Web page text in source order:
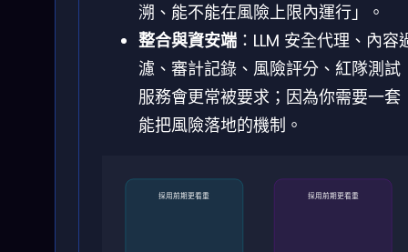
溯、能不能在風險上限內運行」。
整合與資安端 ：LLM 安全代理、內容
濾、審計記錄、風險評分、紅隊測試
服務會更常被要求；因為你需要一套
能把風險落地的機制。
採用前期更看重 採用前期更看重